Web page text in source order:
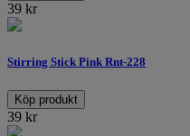
39 kr
Stirring Stick Pink Rnt-228
Köp produkt
39 kr